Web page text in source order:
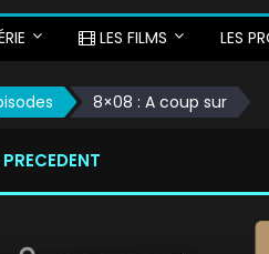
LES FILMS LES
8×08 : A coup sur